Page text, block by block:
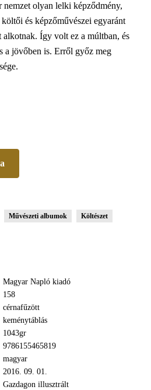
olyan lelki képződmény,
és képzőművészei egyaránt
alkotnak. Így volt ez a múltban, és
a jövőben is. Erről győz meg
Művészeti albumok Költészet
Magyar Napló kiadó
158
cérnafűzött
keménytáblás
1043gr
9786155465819
magyar
2016. 09. 01.
Gazdagon illusztrált